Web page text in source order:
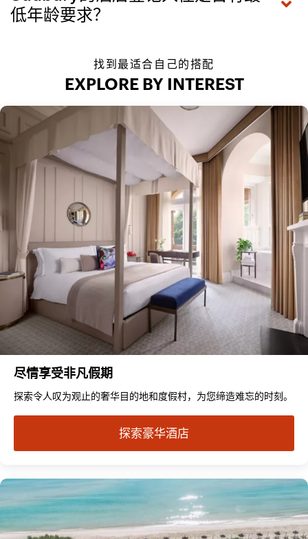
低年龄要求？
找到最适合自己的搭配
EXPLORE BY INTEREST
尽情享受非凡假期
探索令人叹为观止的奢华目的地和度假村，为您缔造难忘的时刻。
探索豪华酒店